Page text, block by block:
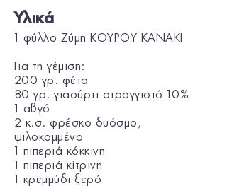
Υλικά
1 φύλλο Ζύμη ΚΟΥΡΟΥ KANAKI
Για τη γέμιση:
200 γρ. φέτα
80 γρ. γιαούρτι στραγγιστό 10%
1 αβγό
2 κ.σ. φρέσκο δυόσμο,
ψιλοκομμένο
1 πιπεριά κόκκινη
1 πιπεριά κίτρινη
1 κρεμμύδι ξερό